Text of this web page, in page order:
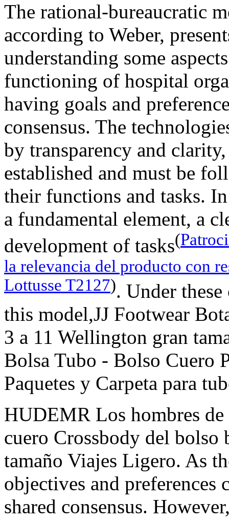
The rational-bureaucratic
according to Weber,
understanding some
functioning of hospital
having goals and
consensus. The
by transparency and
established and must be
their functions and tasks.
a fundamental element, a
development of tasks(
la relevancia del producto con
Lottusse T2127). Under
this model,JJ Footwear
3 a 11 Wellington gran
Bolsa Tubo - Bolso Cuero
Paquetes y Carpeta para
HUDEMR Los hombres
cuero Crossbody del bolso
tamaño Viajes Ligero. As
objectives and preferences
shared consensus.